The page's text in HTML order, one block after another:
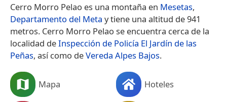
Cerro Morro Pelao es una montaña en Mesetas,
Departamento del Meta y tiene una altitud de 941
metros. Cerro Morro Pelao se encuentra cerca de la
localidad deInspección de Policía El Jardín de las
Peñas, así como deVereda Alpes Bajos.
Mapa Hoteles